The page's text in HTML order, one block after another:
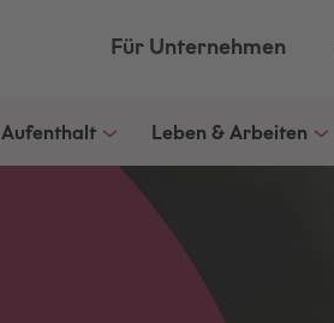
Für Unternehmen
Aufenthalt Leben & Arbeiten